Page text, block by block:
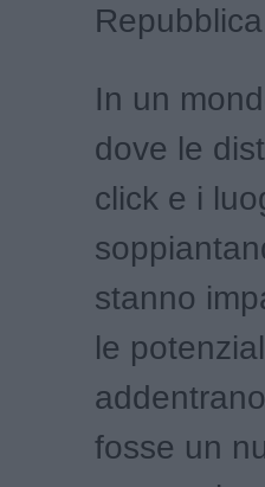
In un
dove le
click e i
stanno
le
fosse un